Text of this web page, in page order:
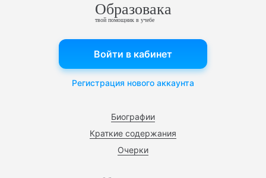
Образовака
твой помощник в учебе
Биографии
Краткие содержания
Очерки
Войти в кабинет
Регистрация нового аккаунта